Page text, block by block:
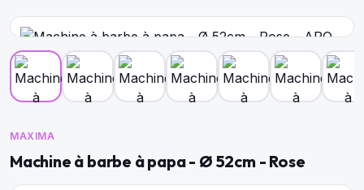
MAXIMA
Machine à barbe à papa - Ø 52cm - Rose